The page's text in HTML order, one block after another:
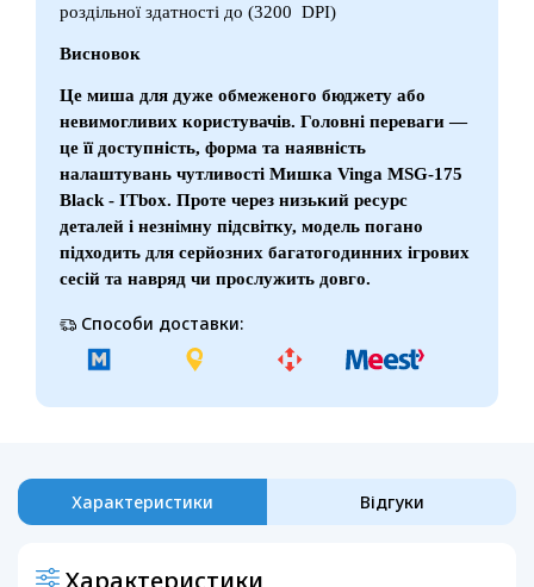
роздільної здатності до (3200 DPI)
Висновок
Це миша для дуже обмеженого бюджету або
невимогливих користувачів. Головні переваги —
це її доступність, форма та наявність
налаштувань чутливості Мишка Vinga MSG-175
Black - ITbox. Проте через низький ресурс
деталей і незнімну підсвітку, модель погано
підходить для серйозних багатогодинних ігрових
сесій та навряд чи прослужить довго.
Способи доставки:
Характеристики Відгуки